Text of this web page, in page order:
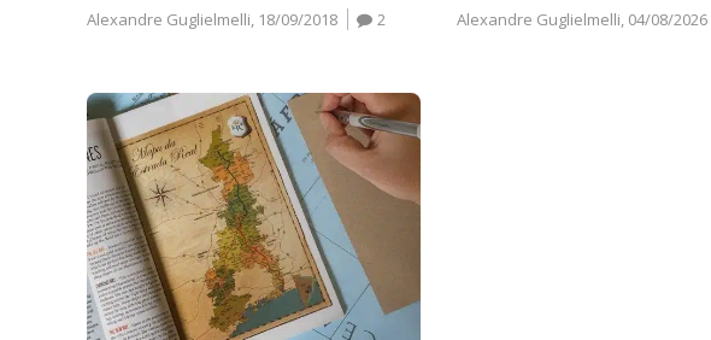
Alexandre Guglielmelli, 18/09/2018 2 Alexandre Guglielmelli, 04/08/2026